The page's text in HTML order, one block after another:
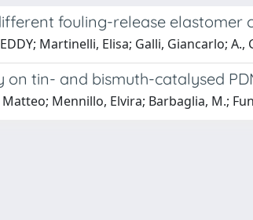
fouling-release
Martinelli, Elisa; Galli, Giancarlo;
on tin- and bismuth-catalysed
Mennillo, Elvira; Barbaglia, M.;